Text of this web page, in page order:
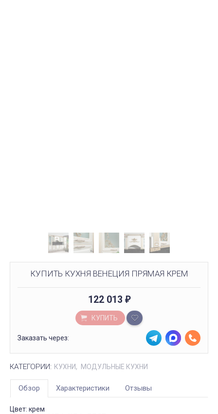
КУПИТЬ КУХНЯ ВЕНЕЦИЯ ПРЯМАЯ КРЕМ
122 013 ₽
КУПИТЬ
Заказать через:
КАТЕГОРИИ: КУХНИ МОДУЛЬНЫЕ КУХНИ
Обзор Характеристики Отзывы
Цвет: крем